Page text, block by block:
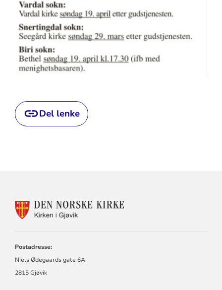
Del lenke
KONTAKTINFORMASJON
Postadresse:
Niels Ødegaards gate 6A
2815 Gjøvik